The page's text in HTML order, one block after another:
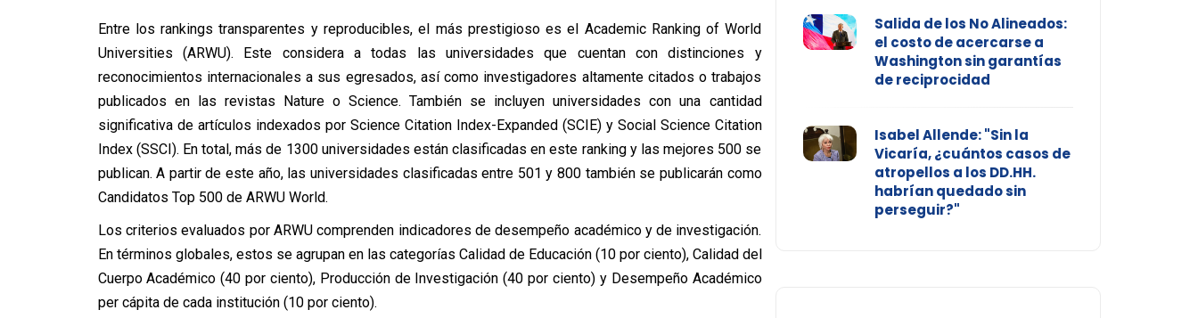
Entre los rankings transparentes y reproducibles, el más prestigioso es el Academic Ranking of World
Universities (ARWU). Este considera a todas las universidades que cuentan con distinciones y
reconocimientos internacionales a sus egresados, así como investigadores altamente citados o trabajos
publicados en las revistas Nature o Science. También se incluyen universidades con una cantidad
significativa de artículos indexados por Science Citation Index-Expanded (SCIE) y Social Science Citation
Index (SSCI). En total, más de 1300 universidades están clasificadas en este ranking y las mejores 500 se
publican. A partir de este año, las universidades clasificadas entre 501 y 800 también se publicarán como
Candidatos Top 500 de ARWU World.
Los criterios evaluados por ARWU comprenden indicadores de desempeño académico y de investigación.
En términos globales, estos se agrupan en las categorías Calidad de Educación (10 por ciento), Calidad del
Cuerpo Académico (40 por ciento), Producción de Investigación (40 por ciento) y Desempeño Académico
per cápita de cada institución (10 por ciento).
Salida de los No Alineados:
el costo de acercarse a
Washington sin garantías
de reciprocidad
Isabel Allende: "Sin la
Vicaría, ¿cuántos casos de
atropellos a los DD.HH.
habrían quedado sin
perseguir?"